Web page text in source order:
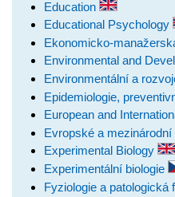
Education
Educational Psychology
Ekonomicko-
Environmental and
Environmentální a
Epidemiologie,
European and
Evropské a mezinárodní
Experimental Biology
Experimentální biologie
Fyziologie a patologická